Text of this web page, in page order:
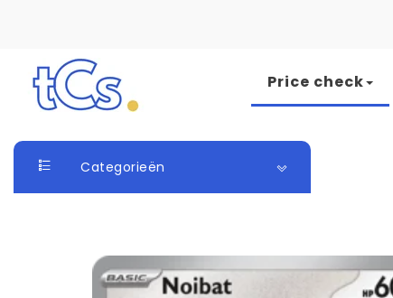
Skip to content
Price check
Categorieën